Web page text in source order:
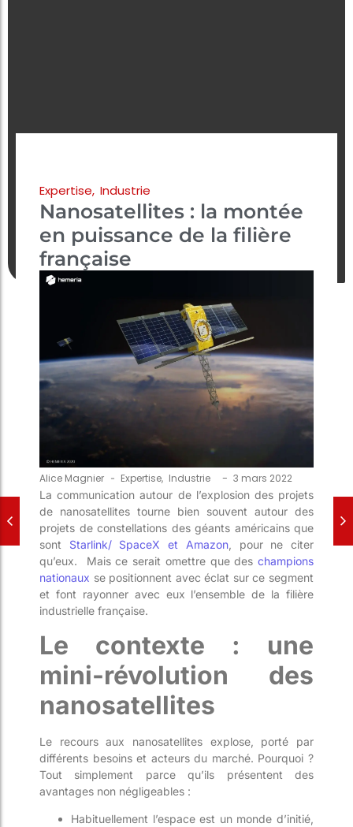
Expertise, Industrie
Nanosatellites : la montée
en puissance de la filière
française
Alice Magnier - Expertise, Industrie - 3 mars 2022
La communication autour de l’explosion des projets
de nanosatellites tourne bien souvent autour des
projets de constellations des géants américains que
sont Starlink/ SpaceX et Amazon, pour ne citer
qu’eux. Mais ce serait omettre que des champions
nationaux se positionnent avec éclat sur ce segment
et font rayonner avec eux l’ensemble de la filière
industrielle française.
Le contexte : une
mini-révolution des
nanosatellites
Le recours aux nanosatellites explose, porté par
différents besoins et acteurs du marché. Pourquoi ?
Tout simplement parce qu’ils présentent des
avantages non négligeables :
Habituellement l’espace est un monde d’initié,